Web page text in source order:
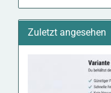
Zuletzt angesehen